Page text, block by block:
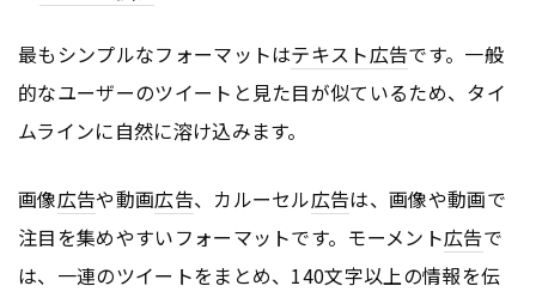
最もシンプルなフォーマットはテキスト広告です。一般
的なユーザーのツイートと見た目が似ているため、タイ
ムラインに自然に溶け込みます。
画像広告や動画広告、カルーセル広告は、画像や動画で
注目を集めやすいフォーマットです。モーメント広告で
は、一連のツイートをまとめ、140文字以上の情報を伝